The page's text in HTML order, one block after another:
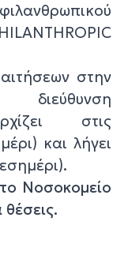
στην
στις
και λήγει
.
Νοσοκομείο